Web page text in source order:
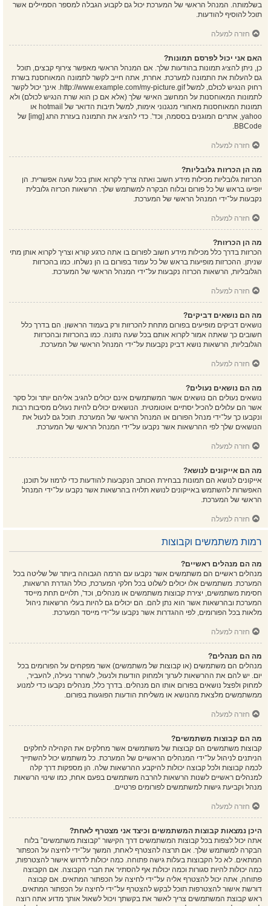
בשלמותה. המנהל הראשי של המערכת יכול גם לקבוע הגבלה למספר הסמיילים אשר
תוכל להוסיף להודעות.
חזרה למעלה
האם אני יכול לפרסם תמונות?
כן, ניתן להציג תמונות בהודעות שלך. אם המנהל הראשי מאפשר צירוף קבצים, תוכל
גם להעלות את התמונה למערכת. אחרת, אתה חייב לקשר לתמונה המאוחסנת בשרת
רחוק הנגיש לכולם, למשל http://www.example.com/my-picture.gif. אינך יכול לקשר
לתמונות המאוחסנות על המחשב האישי שלך (אלא אם כן הוא שרת הנגיש לכולם) ולא
תמונות המאוחסנות מאחורי מנגנוני אימות, למשל תיבות הדואר של hotmail או
yahoo, אתרים המוגנים בססמה, וכד'. כדי להציג את התמונה בעזרת התג [img] של
BBCode.
חזרה למעלה
מה הן הכרזות גלובליות?
הכרזות גלובליות מכילות מידע חשוב ואתה צריך לקרוא אותן בכל שעה אפשרית. הן
יופיעו בראש של כל פורום ובלוח הבקרה למשתמש שלך. הרשאות הכרזה גלובלית
נקבעות על־ידי המנהל הראשי של המערכת.
חזרה למעלה
מה הן הכרזות?
הכרזות בדרך כלל מכילות מידע חשוב לפורום בו אתה כרגע קורא וצריך לקרוא אותן מתי
שניתן. ההכרזות מופיעות בראש של כל עמוד בפורום בו הן נשלחו. כמו בהכרזות
הגלובליות, הרשאות הכרזה נקבעות על־ידי המנהל הראשי של המערכת.
חזרה למעלה
מה הם נושאים דביקים?
נושאים דביקים מופיעים בפורום מתחת להכרזות ורק בעמוד הראשון. הם בדרך כלל
חשובים כך שאתה אמור לקרוא אותם בכל שעה נתונה. כמו בהכרזות ובהכרזות
הגלובליות, הרשאות נושא דביק נקבעות על־ידי המנהל הראשי של המערכת.
חזרה למעלה
מה הם נושאים נעולים?
נושאים נעולים הם נושאים אשר המשתמשים אינם יכולים להגיב אליהם יותר וכל סקר
אשר הם עלולים להכיל יסתיים אוטומטית. הנושאים יכולים להיות נעולים מסיבות רבות
ונקבעו כך על־ידי מנהל הפורום או המנהל הראשי של המערכת. תוכל גם לנעול את
הנושאים שלך לפי ההרשאות אשר נקבעו על־ידי המנהל הראשי של המערכת.
חזרה למעלה
מה הם אייקונים לנושא?
אייקונים לנושא הם תמונות בבחירת הכותב הנקבעות להודעות כדי לרמוז על תוכנן.
האפשרות להשתמש באייקונים לנושא תלויה בהרשאות אשר נקבעו על־ידי המנהל
הראשי של המערכת.
חזרה למעלה
רמות משתמשים וקבוצות
מה הם מנהלים ראשיים?
מנהלים ראשיים הם משתמשים אשר נקבעו עם הרמה הגבוהה ביותר של שליטה בכל
המערכת. משתמשים אלו יכולים לשלוט בכל חלקי המערכת, כולל הגדרת הרשאות,
חסימת משתמשים, יצירת קבוצות משתמשים או מנהלים, וכד', תלויים תחת מייסד
המערכת ובהרשאות אשר הוא נתן להם. הם יכולים גם להיות בעלי הרשאות ניהול
מלאות בכל הפורומים, לפי ההגדרות אשר נקבעו על־ידי מייסד המערכת.
חזרה למעלה
מה הם מנהלים?
מנהלים הם משתמשים (או קבוצות של משתמשים) אשר מפקחים על הפורומים בכל
יום. יש להם את ההרשאות לערוך ולמחוק הודעות ולנעול, לשחרר נעילה, להעביר,
למחוק ולפצל נושאים בפורום אותו הם מנהלים. בדרך כלל, מנהלים נקבעו כדי למנוע
ממשתמשים מלצאת מהנושא או משליחת הודעות הפוגעות בפורום.
חזרה למעלה
מה הם קבוצות משתמשים?
קבוצות משתמשים הם קבוצות של משתמשים אשר מחלקים את הקהילה לחלקים
הניתנים לניהול על־ידי המנהלים הראשיים של המערכת. כל משתמש יכול להשתייך
לכמה קבוצות ולכל קבוצה יכולות להיקבע ההרשאות שלה. הן מספקות דרך קלה
למנהלים ראשיים לשנות הרשאות להרבה משתמשים בפעם אחת, כמו שינוי הרשאות
מנהל וקביעת גישות למשתמשים לפורומים פרטיים.
חזרה למעלה
היכן נמצאות קבוצות המשתמשים וכיצד אני מצטרף לאחת?
אתה יכול לצפות בכל קבוצות המשתמשים דרך הקישור “קבוצות משתמשים” בלוח
הבקרה למשתמש שלך. אם תרצה להצטרף לאחת, המשך על־ידי לחיצה על הכפתור
המתאים. לא כל הקבוצות בעלות גישה פתוחה. כמה יכולות לדרוש אישור להצטרפות,
כמה יכולות להיות סגורות וכמה יכולות אף להסתיר את חברי הקבוצה. אם הקבוצה
פתוחה, אתה יכול להצטרף אליה על־ידי לחיצה על הכפתור המתאים. אם קבוצה
דורשת אישור להצטרפות תוכל לבקש להצטרף על־ידי לחיצה על הכפתור המתאים.
ראש קבוצת המשתמשים צריך לאשר את בקשתך ויכול לשאול אותך מדוע אתה רוצה